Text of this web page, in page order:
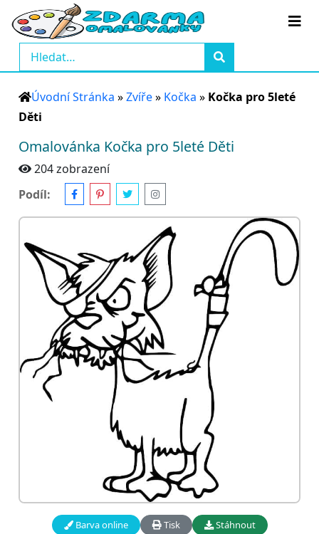
Úvodní Stránka »Zvíře» Kočka » Kočka pro 5leté
Děti
Omalovánka Kočka pro 5leté Děti
204 zobrazení
Podíl:
Barva online Tisk Stáhnout